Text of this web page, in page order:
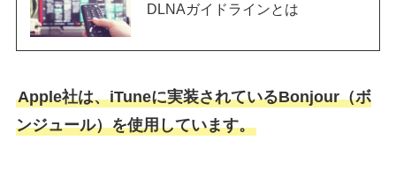
DLNAガイドラインとは
Apple社は、iTuneに実装されているBonjour（ボ
ンジュール）を使用しています。